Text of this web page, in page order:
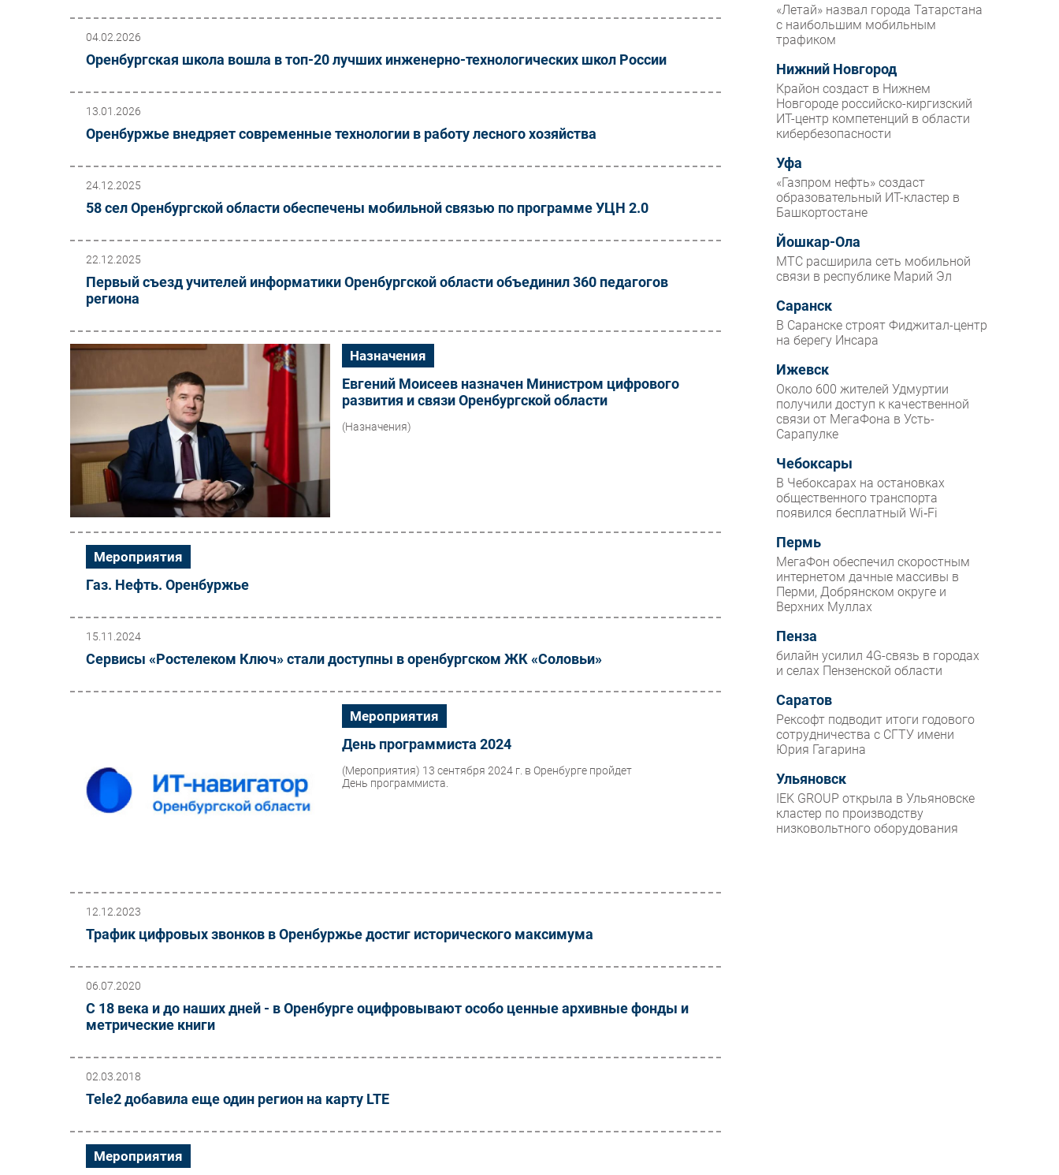
04.02.2026
Оренбургская школа вошла в топ-20 лучших инженерно-технологических школ России
13.01.2026
Оренбуржье внедряет современные технологии в работу лесного хозяйства
24.12.2025
58 сел Оренбургской области обеспечены мобильной связью по программе УЦН 2.0
22.12.2025
Первый съезд учителей информатики Оренбургской области объединил 360 педагогов
региона
Назначения
Евгений Моисеев назначен Министром цифрового
развития и связи Оренбургской области
(Назначения)
Мероприятия
Газ. Нефть. Оренбуржье
15.11.2024
Сервисы «Ростелеком Ключ» стали доступны в оренбургском ЖК «Соловьи»
Мероприятия
День программиста 2024
(Мероприятия) 13 сентября 2024 г. в Оренбурге пройдет
День программиста.
12.12.2023
Трафик цифровых звонков в Оренбуржье достиг исторического максимума
06.07.2020
С 18 века и до наших дней - в Оренбурге оцифровывают особо ценные архивные фонды и
метрические книги
02.03.2018
Tele2 добавила еще один регион на карту LTE
Мероприятия
«Летай» назвал города Татарстана
с наибольшим мобильным
трафиком
Нижний Новгород
Крайон создаст в Нижнем
Новгороде российско-киргизский
ИТ-центр компетенций в области
кибербезопасности
Уфа
«Газпром нефть» создаст
образовательный ИТ-кластер в
Башкортостане
Йошкар-Ола
МТС расширила сеть мобильной
связи в республике Марий Эл
Саранск
В Саранске строят Фиджитал-центр
на берегу Инсара
Ижевск
Около 600 жителей Удмуртии
получили доступ к качественной
связи от МегаФона в Усть-
Сарапулке
Чебоксары
В Чебоксарах на остановках
общественного транспорта
появился бесплатный Wi‑Fi
Пермь
МегаФон обеспечил скоростным
интернетом дачные массивы в
Перми, Добрянском округе и
Верхних Муллах
Пенза
билайн усилил 4G-связь в городах
и селах Пензенской области
Саратов
Рексофт подводит итоги годового
сотрудничества с СГТУ имени
Юрия Гагарина
Ульяновск
IEK GROUP открыла в Ульяновске
кластер по производству
низковольтного оборудования